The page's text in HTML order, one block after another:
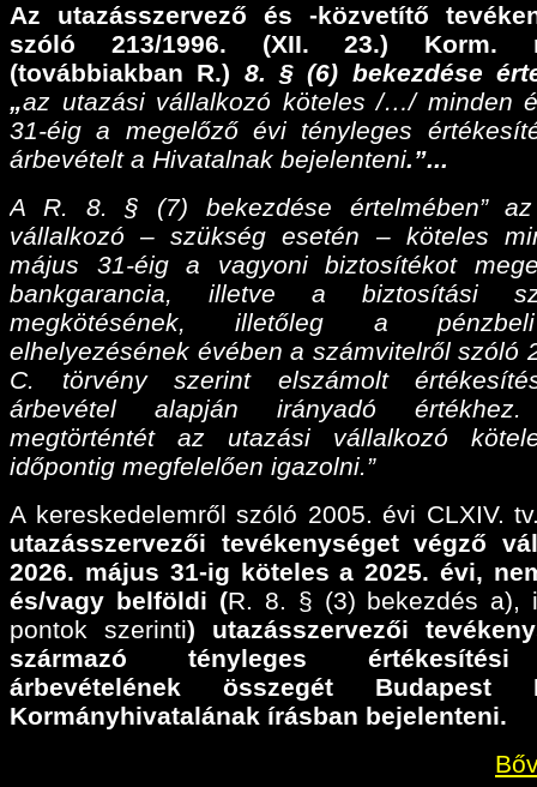
Az utazásszervező és -közvetítő
szóló 213/1996. (XII. 23.) Korm.
(továbbiakban R.) 8. § (6) bekezdése
„az utazási vállalkozó köteles /…/ minden
31-éig a megelőző évi tényleges
árbevételt a Hivatalnak bejelenteni.”...
A R. 8. § (7) bekezdése értelmében”
vállalkozó – szükség esetén – köteles
május 31-éig a vagyoni biztosítékot
bankgarancia, illetve a biztosítási
megkötésének, illetőleg a
elhelyezésének évében a számvitelről szóló
C. törvény szerint elszámolt
árbevétel alapján irányadó
megtörténtét az utazási vállalkozó
időpontig megfelelően igazolni.”
A kereskedelemről szóló 2005. évi CLXIV.
utazásszervezői tevékenységet végző
2026. május 31-ig köteles a 2025. évi,
és/vagy belföldi (R. 8. § (3) bekezdés a),
pontok szerinti) utazásszervezői
származó tényleges
árbevételének összegét Budapest
Kormányhivatalának írásban bejelenteni.